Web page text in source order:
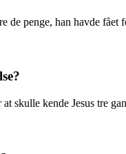
de penge, han havde
skulle kende Jesus tre